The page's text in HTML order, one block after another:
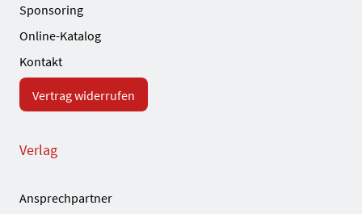
Sponsoring
Online-Katalog
Kontakt
Vertrag widerrufen
Verlag
Ansprechpartner